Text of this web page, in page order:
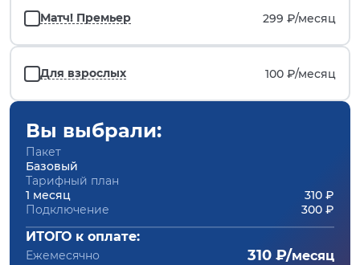
Матч! Премьер 299 ₽/месяц
Для взрослых 100 ₽/месяц
Вы выбрали:
Пакет
Базовый
Тарифный план
1 месяц
310 ₽
Подключение
300 ₽
ИТОГО к оплате:
Ежемесячно 310 ₽/месяц